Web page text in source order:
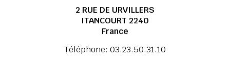
2 RUE DE URVILLERS
ITANCOURT 2240
France
Téléphone: 03.23.50.31.10